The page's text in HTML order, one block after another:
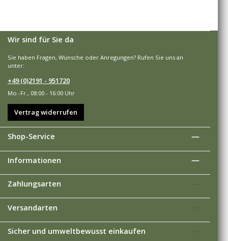
Wir sind für Sie da
Sie haben Fragen, Wünsche oder Anregungen? Rufen Sie uns an
unter:
+49 (0)2191 - 951720
Mo.-Fr., 08:00 - 16:00 Uhr
Vertrag widerrufen
Shop-Service
Informationen
Zahlungsarten
Versandarten
Sicher und umweltbewusst einkaufen